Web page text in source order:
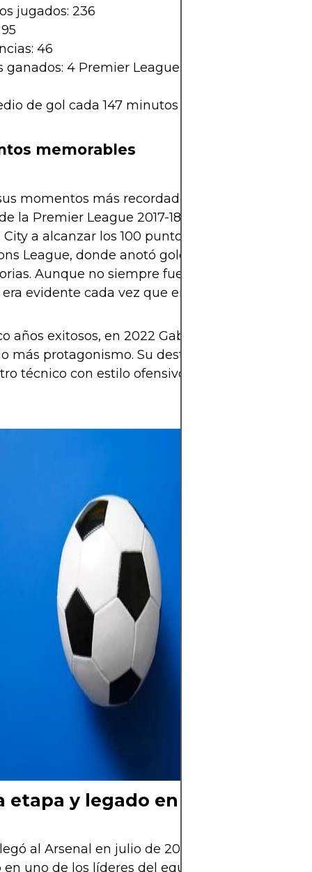
jugados: 236
46
ganados: 4 Premier Leagues, 3 Copas de la Liga,
de gol cada 147 minutos
memorables
momentos más recordados fue su gol en la
la Premier League 2017-18, que selló una
a alcanzar los 100 puntos. También destacó
League, donde anotó goles clave en rondas
Aunque no siempre fue titular indiscutido,
evidente cada vez que entraba.
años exitosos, en 2022 Gabriel decidió
más protagonismo. Su destino: el Arsenal de
técnico con estilo ofensivo y de posesión.
etapa y legado en construcción
al Arsenal en julio de 2022 y rápidamente se
uno de los líderes del equipo. Su experiencia